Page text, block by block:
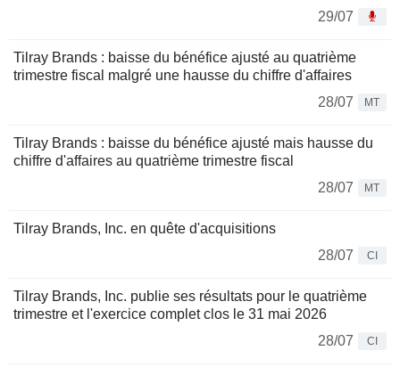
29/07
Tilray Brands : baisse du bénéfice ajusté au quatrième
trimestre fiscal malgré une hausse du chiffre d'affaires
28/07
MT
Tilray Brands : baisse du bénéfice ajusté mais hausse du
chiffre d'affaires au quatrième trimestre fiscal
28/07
MT
Tilray Brands, Inc. en quête d'acquisitions
28/07
CI
Tilray Brands, Inc. publie ses résultats pour le quatrième
trimestre et l'exercice complet clos le 31 mai 2026
28/07
CI